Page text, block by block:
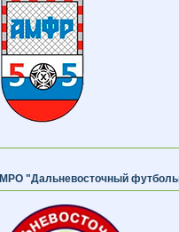
МРО "Дальневосточный